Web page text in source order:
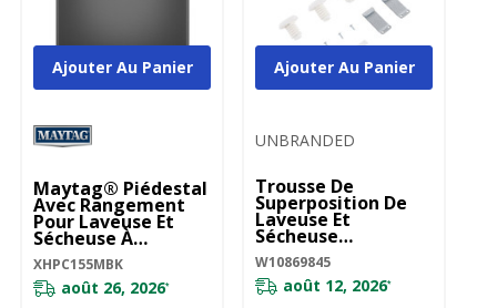
Maytag® Piédestal
Avec Rangement
Pour Laveuse Et
Sécheuse À
Chargement
Frontal De 15,5 Po
XHPC155MBK
XHPC155MBK
août 26, 2026*
Ajouter Au Panier
UNBRANDED
Trousse De
Superposition De
Laveuse Et
Sécheuse
W10869845
W10869845
août 12, 2026*
Ajouter Au Panier